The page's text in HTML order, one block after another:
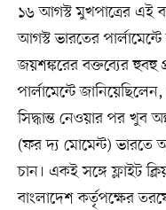
১৬ আগস্ট মুখপাত্রের এই
আগস্ট ভারতের পার্লামেন্টে
জয়শঙ্করের বক্তব্যের হুবহু
পার্লামেন্টে
সিদ্ধান্ত নেওয়ার পর খুব
(ফর দ্য মোমেন্ট)
চান। একই সঙ্গে ফ্লাইট
বাংলাদেশ কর্তৃপক্ষের